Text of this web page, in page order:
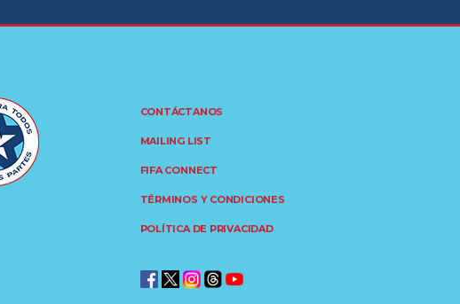
CONTÁCTANOS
MAILING LIST
FIFA CONNECT
TÉRMINOS Y CONDICIONES
POLÍTICA DE PRIVACIDAD